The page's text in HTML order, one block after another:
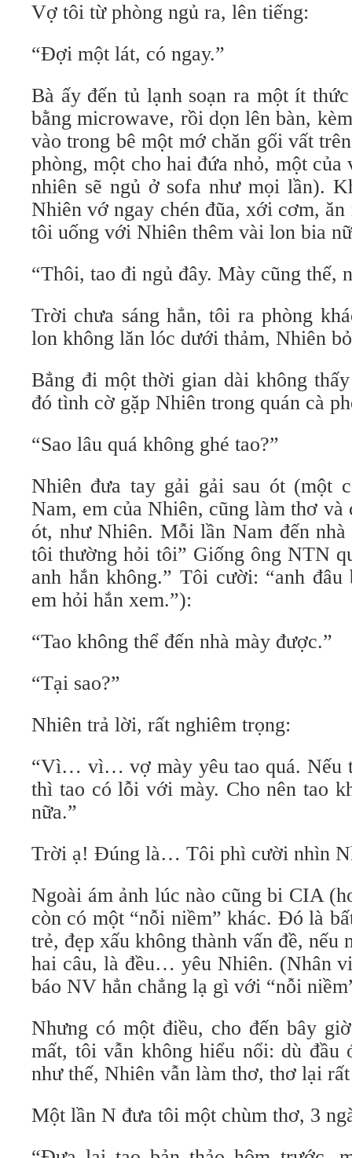
Vợ tôi từ phòng ngủ ra, lên tiếng:
“Đợi một lát, có ngay.”
Bà ấy đến tủ lạnh soạn ra một ít
bằng microwave, rồi dọn lên bàn,
vào trong bê một mớ chăn gối vất
phòng, một cho hai đứa nhỏ, một
nhiên sẽ ngủ ở sofa như mọi lần).
Nhiên vớ ngay chén đũa, xới cơm,
tôi uống với Nhiên thêm vài lon bia
“Thôi, tao đi ngủ đây. Mày cũng thế,
Trời chưa sáng hẳn, tôi ra phòng
lon không lăn lóc dưới thảm, Nhiên
Bẳng đi một thời gian dài không
đó tình cờ gặp Nhiên trong quán cà
“Sao lâu quá không ghé tao?”
Nhiên đưa tay gải gải sau ót (một
Nam, em của Nhiên, cũng làm thơ và
ót, như Nhiên. Mỗi lần Nam đến
tôi thường hỏi tôi” Giống ông NTN
anh hắn không.” Tôi cười: “anh
em hỏi hắn xem.”):
“Tao không thể đến nhà mày được.”
“Tại sao?”
Nhiên trả lời, rất nghiêm trọng:
“Vì… vì… vợ mày yêu tao quá. Nếu
thì tao có lỗi với mày. Cho nên tao
nữa.”
Trời ạ! Đúng là… Tôi phì cười nhìn
Ngoài ám ảnh lúc nào cũng bi CIA
còn có một “nỗi niềm” khác. Đó là
trẻ, đẹp xấu không thành vấn đề, nếu
hai câu, là đều… yêu Nhiên. (Nhân
báo NV hẳn chẳng lạ gì với “nỗi
Nhưng có một điều, cho đến bây
mất, tôi vẫn không hiểu nổi: dù đầu
như thế, Nhiên vẫn làm thơ, thơ lại
Một lần N đưa tôi một chùm thơ, 3